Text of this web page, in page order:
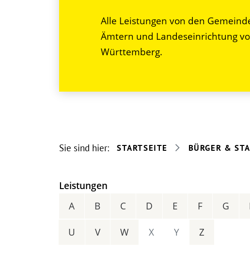
Alle Leistungen von den
Ämtern und Landeseinrichtung
Württemberg.
Sie sind hier: STARTSEITE BÜRGER &
Leistungen
A
B C D E F G
U V W X Y Z